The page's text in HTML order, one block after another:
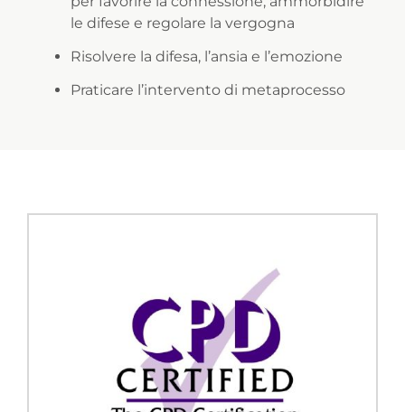
le difese e regolare la vergogna
Risolvere la difesa, l’ansia e l’emozione
Praticare l’intervento di metaprocesso